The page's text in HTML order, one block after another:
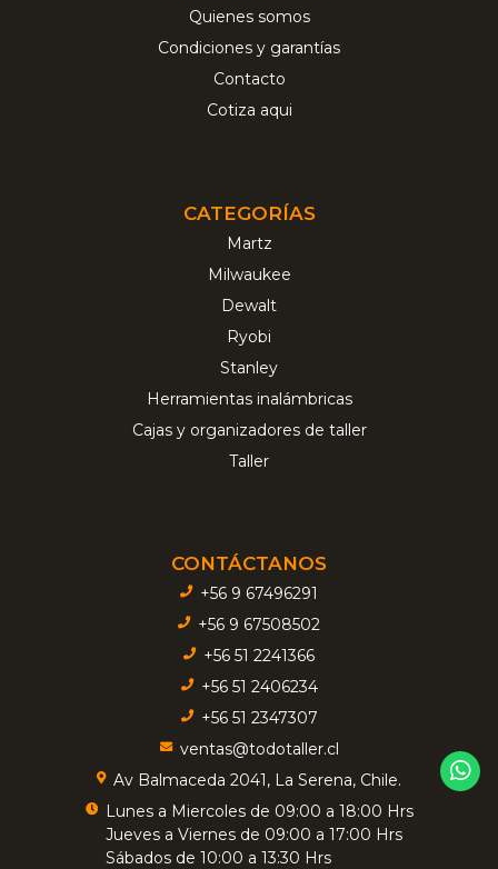
Quienes somos
Condiciones y garantías
Contacto
Cotiza aqui
CATEGORÍAS
Martz
Milwaukee
Dewalt
Ryobi
Stanley
Herramientas inalámbricas
Cajas y organizadores de taller
Taller
CONTÁCTANOS
+56 9 67496291
+56 9 67508502
+56 51 2241366
+56 51 2406234
+56 51 2347307
ventas@todotaller.cl
Av Balmaceda 2041, La Serena, Chile.
Lunes a Miercoles de 09:00 a 18:00 Hrs
Jueves a Viernes de 09:00 a 17:00 Hrs
Sábados de 10:00 a 13:30 Hrs